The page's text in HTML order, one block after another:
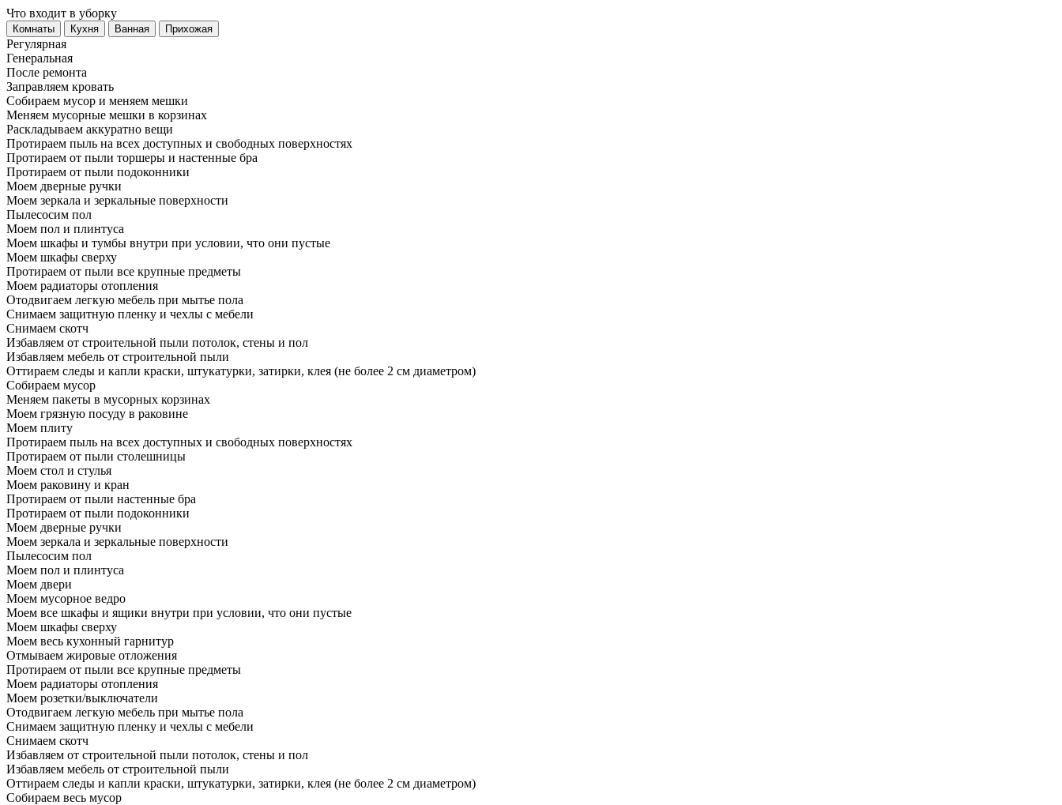
Что входит в уборку
Регу­лярная
Гене­ральная
После ремонта
Заправляем кровать
Собираем мусор и меняем мешки
Меняем мусорные мешки в корзинах
Раскладываем аккуратно вещи
Протираем пыль на всех доступных и свободных поверхностях
Протираем от пыли торшеры и настенные бра
Протираем от пыли подоконники
Моем дверные ручки
Моем зеркала и зеркальные поверхности
Пылесосим пол
Моем пол и плинтуса
Моем шкафы и тумбы внутри при условии, что они пустые
Моем шкафы сверху
Протираем от пыли все крупные предметы
Моем радиаторы отопления
Отодвигаем легкую мебель при мытье пола
Снимаем защитную пленку и чехлы с мебели
Снимаем скотч
Избавляем от строительной пыли потолок, стены и пол
Избавляем мебель от строительной пыли
Оттираем следы и капли краски, штукатурки, затирки, клея (не более 2 см диаметром)
Собираем мусор
Меняем пакеты в мусорных корзинах
Моем грязную посуду в раковине
Моем плиту
Протираем пыль на всех доступных и свободных поверхностях
Протираем от пыли столешницы
Моем стол и стулья
Моем раковину и кран
Протираем от пыли настенные бра
Протираем от пыли подоконники
Моем дверные ручки
Моем зеркала и зеркальные поверхности
Пылесосим пол
Моем пол и плинтуса
Моем двери
Моем мусорное ведро
Моем все шкафы и ящики внутри при условии, что они пустые
Моем шкафы сверху
Моем весь кухонный гарнитур
Отмываем жировые отложения
Протираем от пыли все крупные предметы
Моем радиаторы отопления
Моем розетки/выключатели
Отодвигаем легкую мебель при мытье пола
Снимаем защитную пленку и чехлы с мебели
Снимаем скотч
Избавляем от строительной пыли потолок, стены и пол
Избавляем мебель от строительной пыли
Оттираем следы и капли краски, штукатурки, затирки, клея (не более 2 см диаметром)
Собираем весь мусор